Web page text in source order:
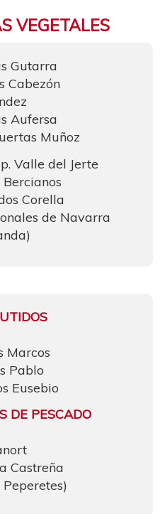
VEGETALES
Gutarra
Cabezón
Aufersa
Muñoz
Valle del Jerte
Corella
de Navarra
Marcos
Pablo
Eusebio
DE PESCADO
Castreña
Peperetes)